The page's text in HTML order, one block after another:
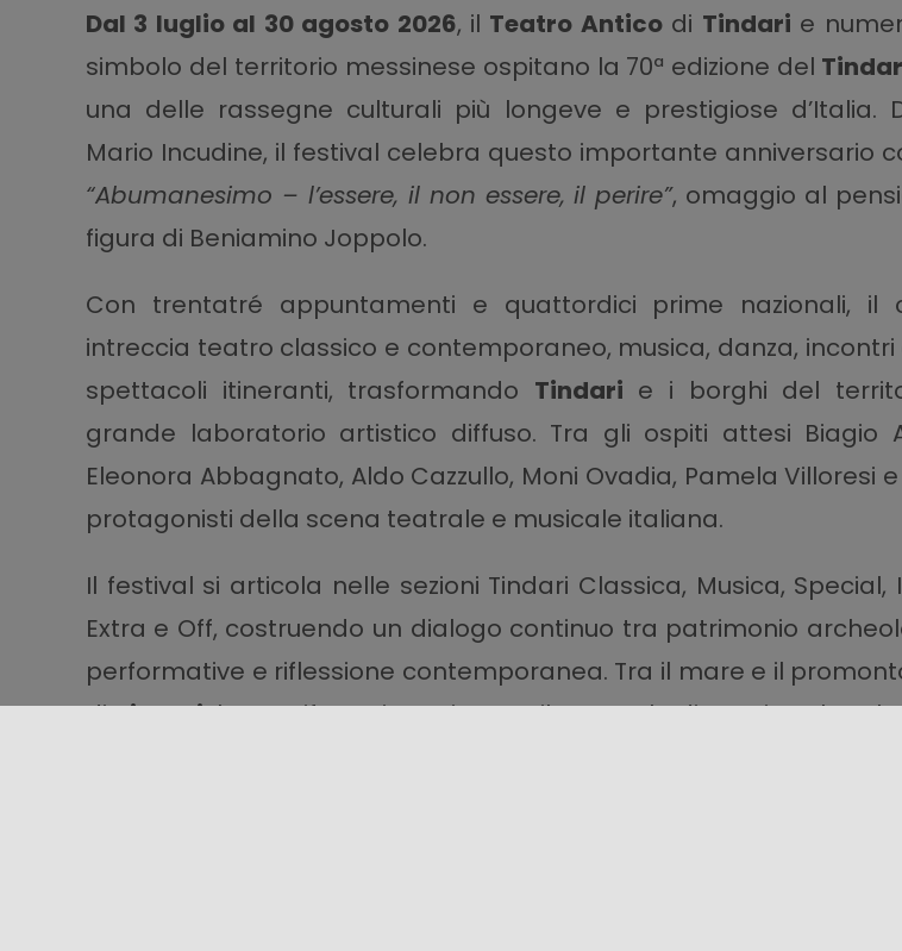
Dal 3 luglio al 30 agosto 2026, il Teatro Anticodi Tindari e
simbolo del territorio messinese ospitano la 70ª edizione del
una delle rassegne culturali più longeve e prestigiose d’Italia.
Mario Incudine, il festival celebra questo importante anniversario
“Abumanesimo – l’essere, il non essere, il perire”, omaggio al
figura di Beniamino Joppolo.
Con trentatré appuntamenti e quattordici prime nazionali, il
intreccia teatro classico e contemporaneo, musica, danza, incontri
spettacoli itineranti, trasformando Tindari e i borghi del
grande laboratorio artistico diffuso. Tra gli ospiti attesi Biagio
Eleonora Abbagnato, Aldo Cazzullo, Moni Ovadia, Pamela Villoresi
protagonisti della scena teatrale e musicale italiana.
Il festival si articola nelle sezioni Tindari Classica, Musica, Special,
Extra e Off, costruendo un dialogo continuo tra patrimonio
performative e riflessione contemporanea. Tra il mare e il
diTindari, la manifestazione rinnova il suo ruolo di spazio